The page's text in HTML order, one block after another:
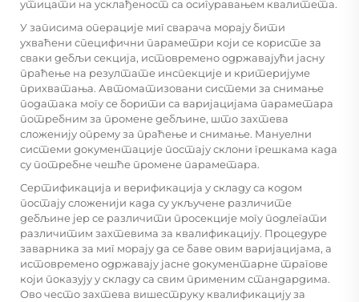
утицати на усклађеност са осигуравањем квалитета.
У записима операције миг сварача морају бити
ухваћени специфични параметри који се користе за
сваки дебљи секција, истовремено одржавајући јасну
праћење на резултате инспекције и критеријуме
прихватања. Автоматизовани системи за снимање
података могу се борити са варијацијама параметара
потребним за промене дебљине, што захтева
сложенију опрему за праћење и снимање. Мануелни
системи документације постају склони грешкама када
су потребне чешће промене параметара.
Сертификација и верификација у складу са кодом
постају сложенији када су укључене различите
дебљине јер се различити просекције могу подлегати
различитим захтевима за квалификацију. Процедуре
заварника за миг морају да се баве овим варијацијама, а
истовремено одржавају јасне документарне трагове
који показују у складу са свим применим стандардима.
Ово често захтева вишеструку квалификацију за